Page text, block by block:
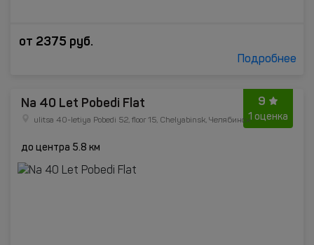
от 2375 руб.
Подробнее
9
1 оценка
Na 40 Let Pobedi Flat
ulitsa 40-letiya Pobedi 52, floor 15, Chelyabinsk, Челябинск
до центра 5.8 км